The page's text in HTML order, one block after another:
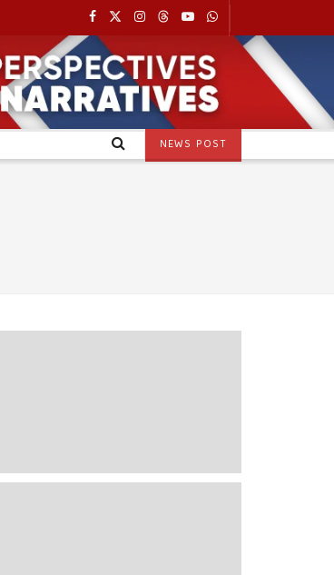
NEWS POST